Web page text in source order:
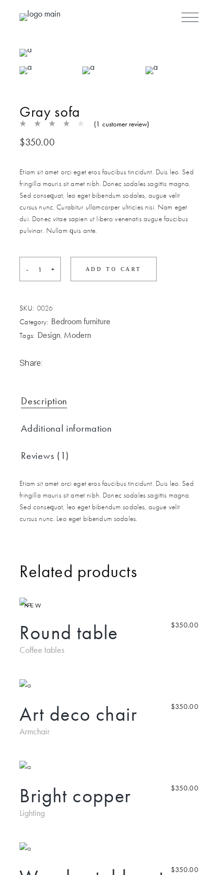
Gray sofa
(1 customer review)
$350.00
Etiam sit amet orci eget eros faucibus tincidunt. Duis leo. Sed
fringilla mauris sit amet nibh. Donec sodales sagittis magna.
Sed consequat, leo eget bibendum sodales, augue velit
cursus nunc. Curabitur ullamcorper ultricies nisi. Nam eget
dui. Donec vitae sapien ut libero venenatis augue faucibus
pulvinar. Nullam quis ante.
ADD TO CART
SKU: 0026
Category: Bedroom furniture
Tags: Design, Modern
Share:
Description
Additional information
Reviews (1)
Etiam sit amet orci eget eros faucibus tincidunt. Duis leo. Sed
fringilla mauris sit amet nibh. Donec sodales sagittis magna.
Sed consequat, leo eget bibendum sodales, augue velit
cursus nunc. Leo eget bibendum sodales.
Related products
NEW
Round table $350.00
Coffee tables
Art deco chair $350.00
Armchair
Bright copper $350.00
Lighting
$350.00